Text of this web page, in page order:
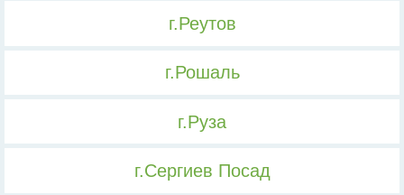
г.Реутов
г.Рошаль
г.Руза
г.Сергиев Посад